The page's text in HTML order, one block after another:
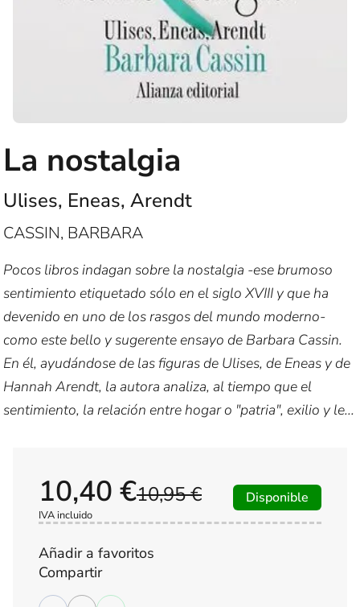
La nostalgia
Ulises, Eneas, Arendt
CASSIN, BARBARA
Pocos libros indagan sobre la nostalgia -ese brumoso
sentimiento etiquetado sólo en el siglo XVIII y que ha
devenido en uno de los rasgos del mundo moderno-
como este bello y sugerente ensayo de Barbara Cassin.
En él, ayudándose de las figuras de Ulises, de Eneas y de
Hannah Arendt, la autora analiza, al tiempo que el
sentimiento, la relación entre hogar o "patria", exilio y le...
10,95 €
10,40 €
IVA incluido
Disponible
Añadir a favoritos
Compartir